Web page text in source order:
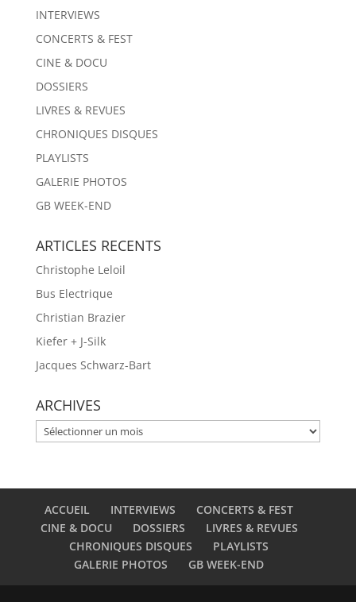
INTERVIEWS
CONCERTS & FEST
CINE & DOCU
DOSSIERS
LIVRES & REVUES
CHRONIQUES DISQUES
PLAYLISTS
GALERIE PHOTOS
GB WEEK-END
ARTICLES RECENTS
Christophe Leloil
Bus Electrique
Christian Brazier
Kiefer + J-Silk
Jacques Schwarz-Bart
ARCHIVES
ARCHIVES
ACCUEIL INTERVIEWS
CONCERTS & FEST
CINE & DOCU
DOSSIERS
LIVRES & REVUES
CHRONIQUES DISQUES
PLAYLISTS
GALERIE PHOTOS
GB WEEK-END